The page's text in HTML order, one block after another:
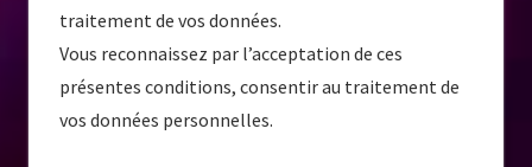
traitement de vos données.
Vous reconnaissez par l’acceptation de ces
présentes conditions, consentir au traitement de
vos données personnelles.